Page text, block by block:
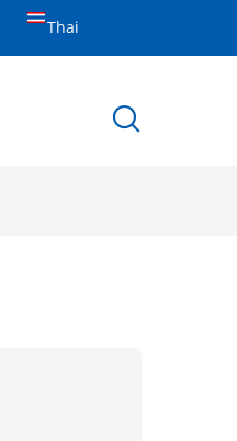
Thai